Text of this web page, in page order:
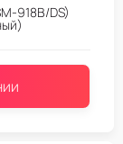
918B/DS)